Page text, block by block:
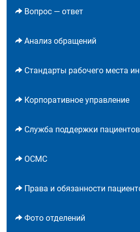
Вопрос — ответ
Анализ обращений
Стандарты рабочего места
Корпоративное управление
Служба поддержки пациентов
ОСМС
Права и обязанности
Фото отделений